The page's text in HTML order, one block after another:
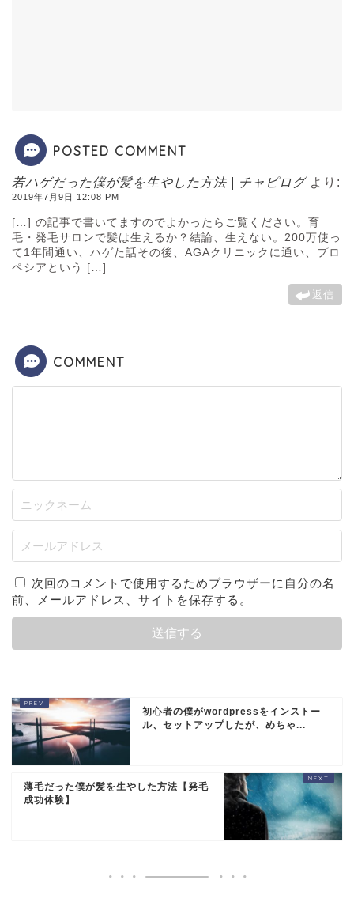
POSTED COMMENT
若ハゲだった僕が髪を生やした方法 | チャピログ より:
2019年7月9日 12:08 PM
[…] の記事で書いてますのでよかったらご覧ください。育
毛・発毛サロンで髪は生えるか？結論、生えない。200万使っ
て1年間通い、ハゲた話その後、AGAクリニックに通い、プロ
ペシアという […]
返信
COMMENT
次回のコメントで使用するためブラウザーに自分の名
前、メールアドレス、サイトを保存する。
初心者の僕がwordpressをインストー
ル、セットアップしたが、めちゃ...
薄毛だった僕が髪を生やした方法【発毛
成功体験】